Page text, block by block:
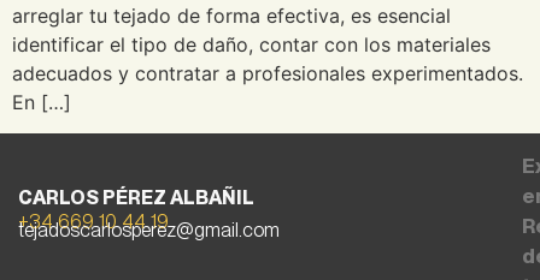
arreglar tu tejado de forma efectiva, es esencial
identificar el tipo de daño, contar con los materiales
adecuados y contratar a profesionales experimentados.
En […]
CARLOS PÉREZ ALBAÑIL
+34 669 10 44 19
tejadoscarlosperez@gmail.com